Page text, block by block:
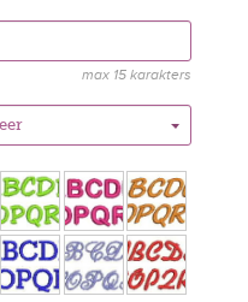
max 15 karakters